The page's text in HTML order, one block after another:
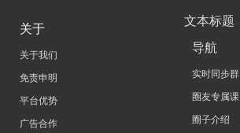
关于
关于我们
免责申明
平台优势
广告合作
文本标题
导航
实时同步群
圈友专属课
圈子介绍